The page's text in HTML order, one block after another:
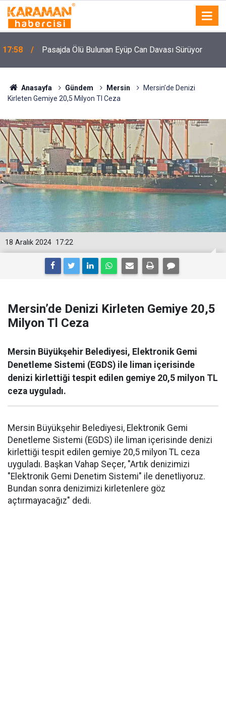
17:58 Pasajda Ölü Bulunan Eyüp Can Davası Sürüyor
Anasayfa Gündem Mersin
Mersin’de Denizi
Kirleten Gemiye 20,5 Milyon Tl Ceza
17:22
18 Aralık 2024
Mersin’de Denizi Kirleten Gemiye 20,5
Milyon Tl Ceza
Mersin Büyükşehir Belediyesi, Elektronik Gemi
Denetleme Sistemi (EGDS) ile liman içerisinde
denizi kirlettiği tespit edilen gemiye 20,5 milyon TL
ceza uyguladı.
Mersin Büyükşehir Belediyesi, Elektronik Gemi
Denetleme Sistemi (EGDS) ile liman içerisinde denizi
kirlettiği tespit edilen gemiye 20,5 milyon TL ceza
uyguladı. Başkan Vahap Seçer, "Artık denizimizi
"Elektronik Gemi Denetim Sistemi" ile denetliyoruz.
Bundan sonra denizimizi kirletenlere göz
açtırmayacağız" dedi.